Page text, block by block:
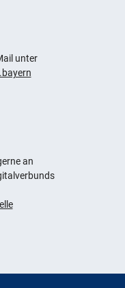
unter
an